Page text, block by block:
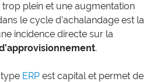
plein et une augmentation
le cycle d’achalandage est la
incidence directe sur la
.
ERP est capital et permet de